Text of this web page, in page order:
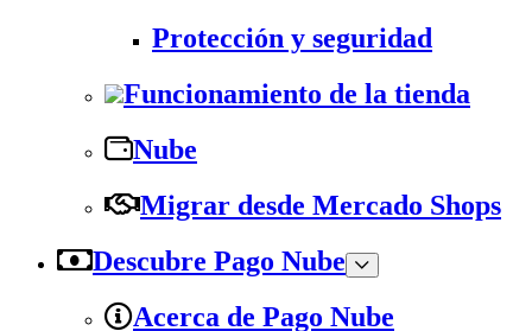
Protección y seguridad
Funcionamiento de la tienda
Nube
Migrar desde Mercado Shops
Descubre Pago Nube
Acerca de Pago Nube